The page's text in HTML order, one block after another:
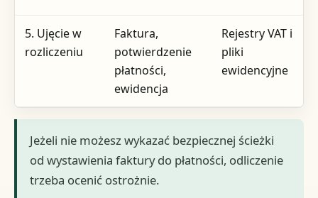
5. Ujęcie w
rozliczeniu
Faktura,
potwierdzenie
płatności,
ewidencja
Rejestry VAT i
pliki
ewidencyjne
Jeżeli nie możesz wykazać bezpiecznej ścieżki
od wystawienia faktury do płatności, odliczenie
trzeba ocenić ostrożnie.